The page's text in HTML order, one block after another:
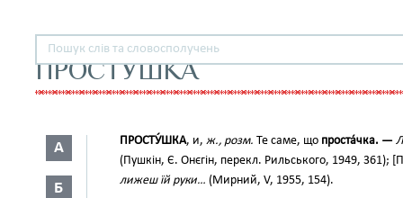
ПРОСТУШКА
А
Б
ПРОСТУ́ШКА, и, ж., розм. Те саме, що проста́чка. —
(Пушкін, Є. Онєгін, перекл. Рильського, 1949, 361);
лижеш їй руки… (Мирний, V, 1955, 154).